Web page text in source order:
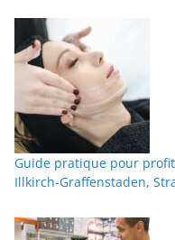
Guide pratique pour
Illkirch-Graffenstaden,